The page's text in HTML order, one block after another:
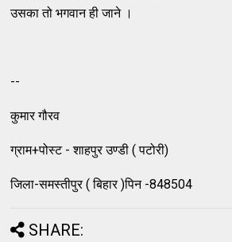
उसका तो भगवान ही जाने ।
--
कुमार गौरव
ग्राम+पोस्ट - शाहपुर उण्डी ( पटोरी)
जिला-समस्तीपुर ( बिहार )पिन -848504
SHARE: